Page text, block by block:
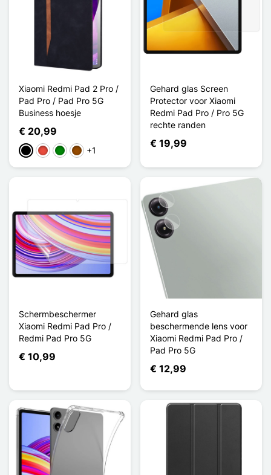
Xiaomi Redmi Pad 2 Pro /
Pad Pro / Pad Pro 5G
Business hoesje
€ 20,99
ZwartRoodGroenBruin+1
Gehard glas Screen
Protector voor Xiaomi
Redmi Pad Pro / Pro 5G
rechte randen
€ 19,99
Schermbeschermer
Xiaomi Redmi Pad Pro /
Redmi Pad Pro 5G
€ 10,99
Gehard glas
beschermende lens voor
Xiaomi Redmi Pad Pro /
Pad Pro 5G
€ 12,99